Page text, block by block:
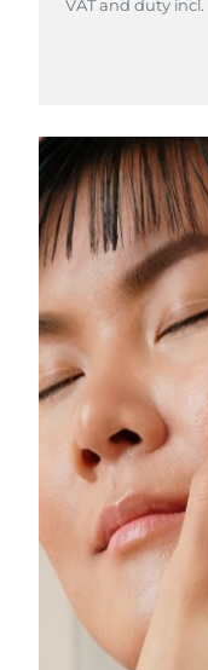
VAT and duty incl.
VAT and duty incl.
VAT and duty incl.
VAT and duty incl.